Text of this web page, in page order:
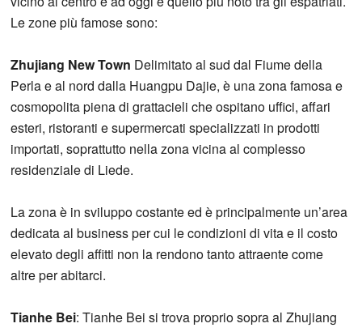
Le zone più famose sono:
Zhujiang New Town Delimitato al sud dal Fiume della
Perla e al nord dalla Huangpu Dajie, è una zona famosa e
cosmopolita piena di grattacieli che ospitano uffici, affari
esteri, ristoranti e supermercati specializzati in prodotti
importati, soprattutto nella zona vicina al complesso
residenziale di Liede.
La zona è in sviluppo costante ed è principalmente un’area
dedicata al business per cui le condizioni di vita e il costo
elevato degli affitti non la rendono tanto attraente come
altre per abitarci.
Tianhe Bei: Tianhe Bei si trova proprio sopra al Zhujiang